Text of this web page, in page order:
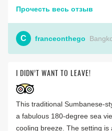
Прочесть весь отзыв
C franceonthego
I DIDN’T WANT TO LEAVE!
This traditional Sumbanese-
a fabulous 180-degree sea
cooling breeze. The setting